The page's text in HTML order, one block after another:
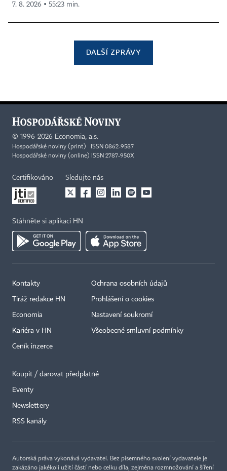
7. 8. 2026 ▪ 55:23 min.
DALŠÍ ZPRÁVY
© 1996-2026 Economia, a.s.
Hospodářské noviny (print) ISSN 0862-9587
Hospodářské noviny (online) ISSN 2787-950X
Certifikováno Sledujte nás
Stáhněte si aplikaci HN
Kontakty
Tiráž redakce HN
Economia
Kariéra v HN
Ceník inzerce
Ochrana osobních údajů
Prohlášení o cookies
Nastavení soukromí
Všeobecné smluvní podmínky
Koupit / darovat předplatné
Eventy
Newslettery
RSS kanály
Autorská práva vykonává vydavatel. Bez písemného svolení vydavatele je
zakázáno jakékoli užití částí nebo celku díla, zejména rozmnožování a šíření